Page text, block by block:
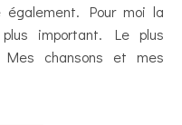
Pour moi la
important. Le plus
Mes chansons et mes